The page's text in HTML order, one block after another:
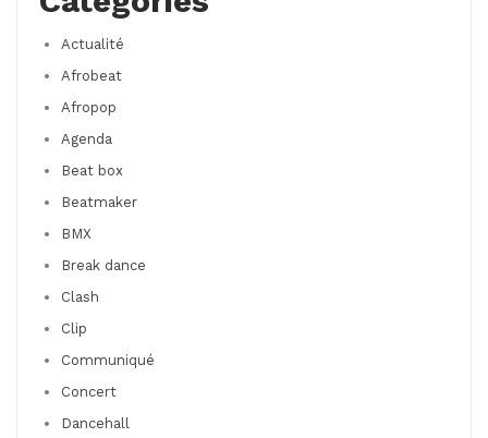
Actualité
Afrobeat
Afropop
Agenda
Beat box
Beatmaker
BMX
Break dance
Clash
Clip
Communiqué
Concert
Dancehall